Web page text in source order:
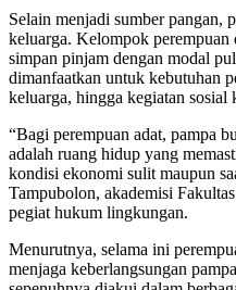
Selain menjadi sumber pangan,
keluarga. Kelompok perempuan
simpan pinjam dengan modal
dimanfaatkan untuk kebutuhan
keluarga, hingga kegiatan sosial
“Bagi perempuan adat, pampa
adalah ruang hidup yang
kondisi ekonomi sulit maupun
Tampubolon, akademisi
pegiat hukum lingkungan.
Menurutnya, selama ini
menjaga keberlangsungan